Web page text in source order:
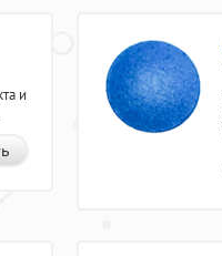
и